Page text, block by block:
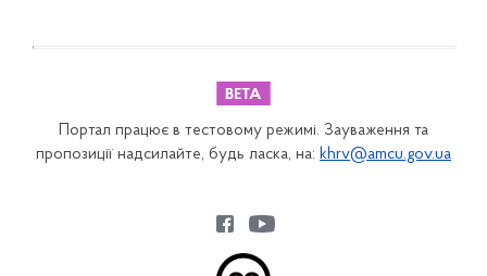
Портал працює в тестовому режимі. Зауваження та
пропозиції надсилайте, будь ласка, на: khrv@amcu.gov.ua